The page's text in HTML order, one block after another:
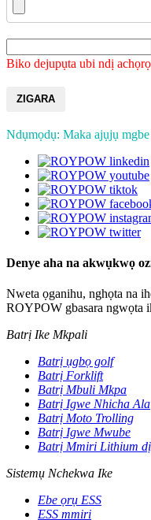
Biko dejupụta ubi ndị
ZIGARA
Ndụmọdụ: Maka ajụjụ
Denye aha na akwụkwọ
Nweta ọganihu, nghọta na
ROYPOW gbasara ngwọta
Batrị Ike Mkpali
Batrị ụgbọ golf
Batrị Forklift
Batrị Mbuli Mkpa
Batrị Igwe Nhicha Ala
Batrị Moto Trolling
Batrị Igwe Mwube
Batrị Mmiri Lithium
Sistemụ Nchekwa Ike
Ebe ọrụ ESS
ESS mmiri